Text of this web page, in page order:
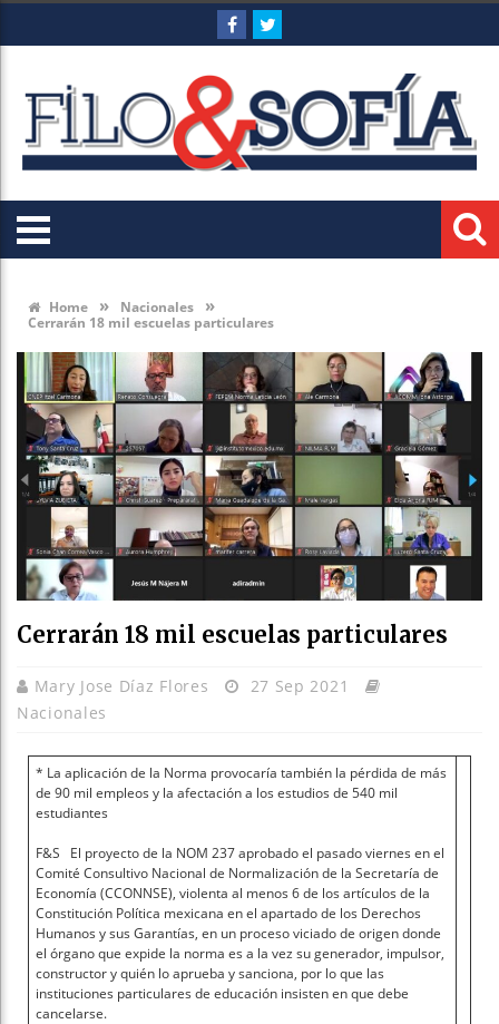
Home » Nacionales »
Cerrarán 18 mil escuelas particulares
Cerrarán 18 mil escuelas particulares
Mary Jose Díaz Flores
27 Sep 2021
Nacionales
* La aplicación de la Norma provocaría también la pérdida de más
de 90 mil empleos y la afectación a los estudios de 540 mil
estudiantes
F&S El proyecto de la NOM 237 aprobado el pasado viernes en el
Comité Consultivo Nacional de Normalización de la Secretaría de
Economía (CCONNSE), violenta al menos 6 de los artículos de la
Constitución Política mexicana en el apartado de los Derechos
Humanos y sus Garantías, en un proceso viciado de origen donde
el órgano que expide la norma es a la vez su generador, impulsor,
constructor y quién lo aprueba y sanciona, por lo que las
instituciones particulares de educación insisten en que debe
cancelarse.